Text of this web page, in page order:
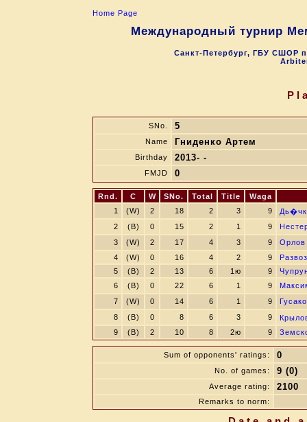
Home Page
Международный турнир
Санкт-Петербург, ГБУ СШОР
SNo. 5
Name Гниденко Артем
Birthday 2013- -
FMJD 0
Rnd. C W SNo. Total Title
Waga
1
(W) 2 18 2 3 9
2
(B) 0 15 2 1 9
3
(W) 2 17 4 3 9
Орлов
4
(W) 0 16 4 2 9
5
(B) 2 13 6 1ю 9
6
(B) 0 22 6 1 9
7
(W) 0 14 6 1 9
8
(B) 0 8 6 3 9
9
(B) 2 10 8 2ю 9
Sum of opponents' ratings: 0
No. of games: 9 (0)
Average rating: 2100
Remarks to norm: